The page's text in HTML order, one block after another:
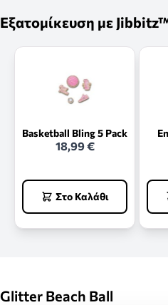
Εξατομίκευση με
Basketball Bling 5 Pack
18,99 €
Στο Καλάθι
Glitter Beach Ball